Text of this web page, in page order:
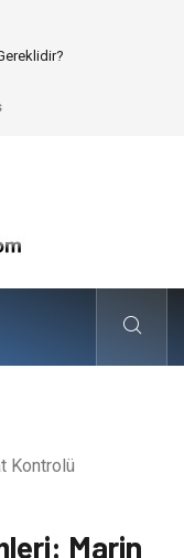
Dijitalleşmesi
Kontrolü
Marin